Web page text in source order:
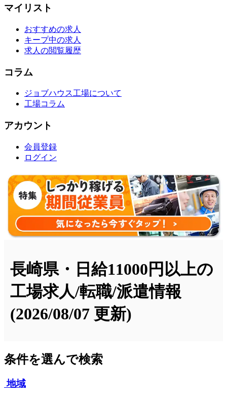
マイリスト
おすすめの求人
キープ中の求人
求人の閲覧履歴
コラム
ジョブハウス工場について
工場コラム
アカウント
会員登録
ログイン
長崎県・日給11000円以上の
工場求人/転職/派遣情報
(2026/08/07 更新)
条件を選んで検索
地域